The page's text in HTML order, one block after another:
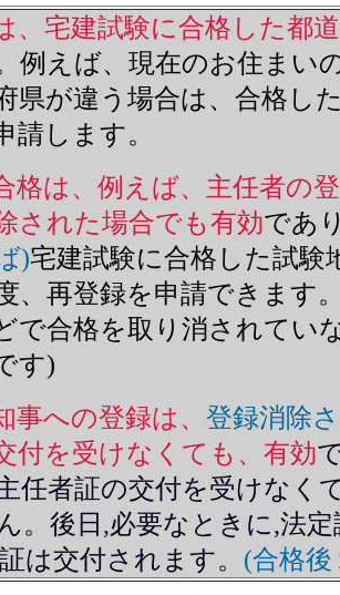
、宅建試験に合格した都
例えば、現在のお住まい
県が違う場合は、合格し
請します。
格は、例えば、主任者の
された場合でも有効であ
)宅建試験に合格した試験
、再登録を申請できます
で合格を取り消されてい
す)
事への登録は、 登録消除
付を受けなくても、有効
任者証の交付を受けなく
。後日,必要なときに,法
は交付されます。 (合格